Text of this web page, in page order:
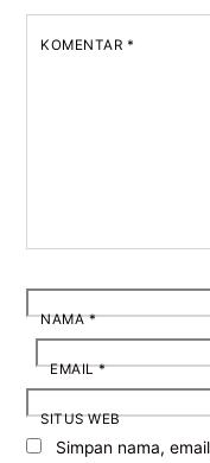
KOMENTAR *
NAMA*
EMAIL*
SITUS WEB
Simpan nama,